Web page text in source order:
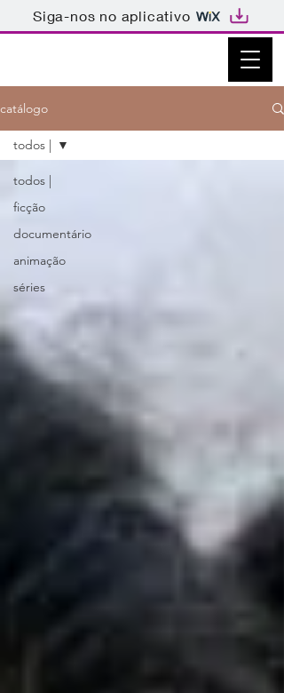
Siga-nos no aplicativo
catálogo
todos |
ficção
documentário
animação
séries
todos |